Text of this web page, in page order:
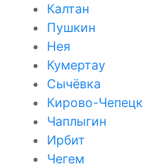
Калтан
Пушкин
Нея
Кумертау
Сычёвка
Кирово-Чепецк
Чаплыгин
Ирбит
Чегем